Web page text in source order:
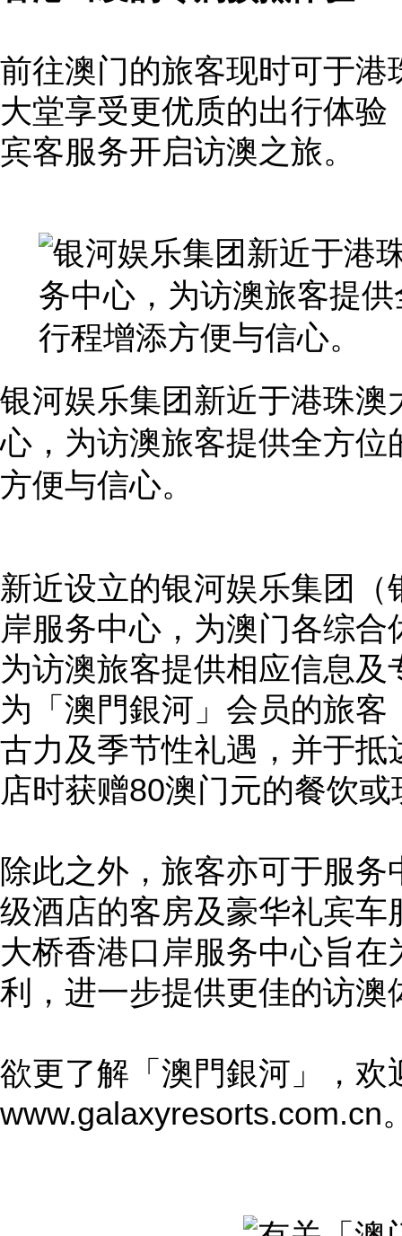
前往澳门的旅客现时可于
大堂享受更优质的出行体
宾客服务开启访澳之旅。
银河娱乐集团新近于港珠
心，为访澳旅客提供全方
方便与信心。
新近设立的银河娱乐集团
岸服务中心，为澳门各综
为访澳旅客提供相应信息
为「澳門銀河」会员的旅
古力及季节性礼遇，并于
店时获赠80澳门元的餐饮
除此之外，旅客亦可于服
级酒店的客房及豪华礼宾
大桥香港口岸服务中心旨
利，进一步提供更佳的访澳
欲更了解「澳門銀河」，欢
www.galaxyresorts.com.cn